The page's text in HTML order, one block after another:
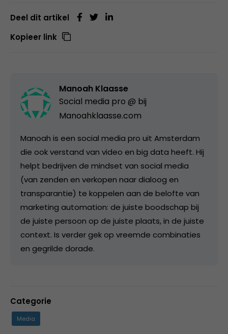
Deel dit artikel
Kopieer link
Manoah Klaasse
Social media pro @ bij
Manoahklaasse.com
Manoah is een social media pro uit Amsterdam
die ook verstand van video en big data heeft. Hij
helpt bedrijven de mindset van social media
(van zenden en verkopen naar dialoog en
transparantie) te koppelen aan de belofte van
marketing automation: de juiste boodschap bij
de juiste persoon op de juiste plaats, in de juiste
context. Is verder gek op vreemde combinaties
en gegrilde dorade.
Categorie
Media